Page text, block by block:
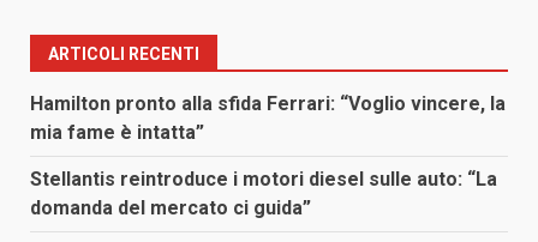
ARTICOLI RECENTI
Hamilton pronto alla sfida Ferrari: “Voglio vincere, la
mia fame è intatta”
Stellantis reintroduce i motori diesel sulle auto: “La
domanda del mercato ci guida”